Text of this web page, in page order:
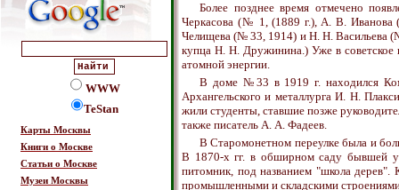
WWW
TeStan
Карты Москвы
Книги о Москве
Статьи о Москве
Музеи Москвы
Более позднее время отмечено
Черкасова (№ 1, (1889 г.), А. В.
Челищева (№ 33, 1914) и Н. Н. Васильева
купца Н. Н. Дружинина.) Уже в советское
атомной энергии.
В доме №33 в 1919 г. находился
Архангельского и металлурга И. Н.
жили студенты, ставшие позже
также писатель А. А. Фадеев.
В Старомонетном переулке была и
В 1870-х гг. в обширном саду бывшей
питомник, под названием "школа дерев".
промышленными и складскими